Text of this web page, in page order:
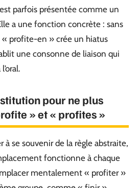
parfois présentée comme un
a une fonction concrète : sans
profite-en » crée un hiatus
une consonne de liaison qui
pour ne plus
» et « profites »
à se souvenir de la règle abstraite,
fonctionne à chaque
mentalement « profiter »